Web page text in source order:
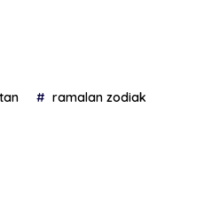
ramalan zodiak